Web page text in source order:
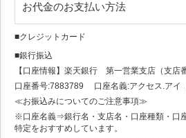
お代金のお支払い方法
■クレジットカード
■銀行振込
【口座情報】楽天銀行 第一営業支店（支
口座番号:7883789 口座名義:アクセス.アイ
≪お振込みについてのご注意事項≫
※口座名義⇒銀行名・支店名・口座種類・口
特定をおすすめしています。